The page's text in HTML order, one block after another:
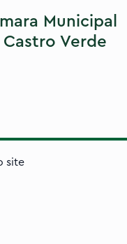
Municipal
Castro Verde
site